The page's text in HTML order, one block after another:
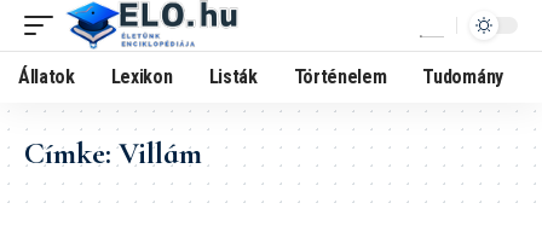
Állatok Lexikon Listák Történelem Tudomány
Címke:Villám